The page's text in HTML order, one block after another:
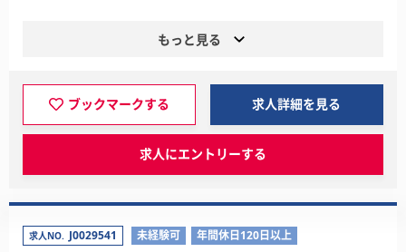
もっと見る
ブックマークする 求人詳細を見る
求人にエントリーする
求人NO. J0029541 未経験可
年間休日120日以上